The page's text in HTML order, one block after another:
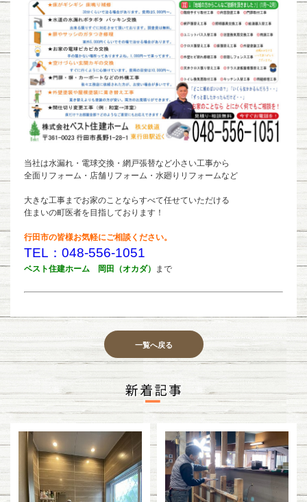
当社は水漏れ・電球交換・網戸張替など小さい工事から
全面リフォーム・店舗リフォーム・水廻りリフォームなど
大きな工事までお家のことならすべて任せていただける
住まいの町医者を目指しております！
行田市の皆様お気軽にご相談ください。
TEL：048-556-1051
ベスト住建ホーム 岡田（オカダ） まで
一覧へ戻る